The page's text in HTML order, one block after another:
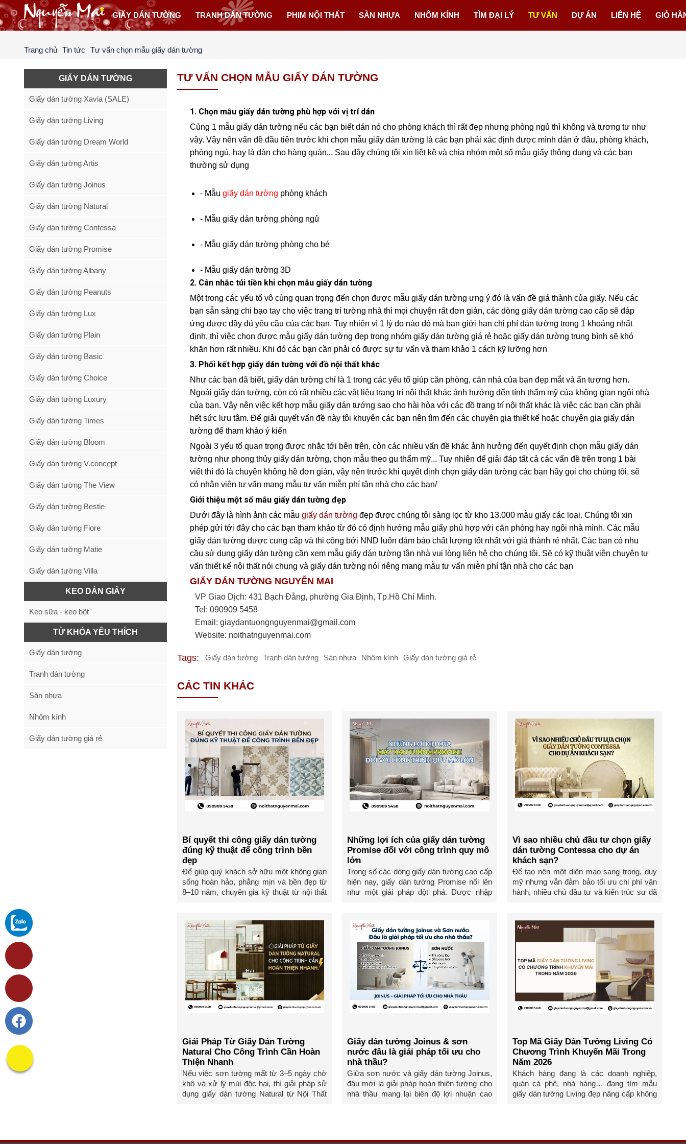
GIẤY DÁN TƯỜNG TRANH DÁN TƯỜNG PHIM NỘI THẤT SÀN NHỰA NHÔM KÍNH TÌM ĐẠI LÝ TƯ VẤN DỰ ÁN LIÊN HỆ GIỎ
Trang chủ Tin tức Tư vấn chọn mẫu giấy dán tường
GIẤY DÁN TƯỜNG
Giấy dán tường Xavia (SALE)
Giấy dán tường Living
Giấy dán tường Dream World
Giấy dán tường Artis
Giấy dán tường Joinus
Giấy dán tường Natural
Giấy dán tường Contessa
Giấy dán tường Promise
Giấy dán tường Albany
Giấy dán tường Peanuts
Giấy dán tường Lux
Giấy dán tường Plain
Giấy dán tường Basic
Giấy dán tường Choice
Giấy dán tường Luxury
Giấy dán tường Times
Giấy dán tường Bloom
Giấy dán tường V.concept
Giấy dán tường The View
Giấy dán tường Bestie
Giấy dán tường Fiore
Giấy dán tường Matie
Giấy dán tường Villa
KEO DÁN GIẤY
Keo sữa - keo bột
TỪ KHÓA YÊU THÍCH
Giấy dán tường
Tranh dán tường
Sàn nhựa
Nhôm kính
Giấy dán tường giá rẻ
TƯ VẤN CHỌN MẪU GIẤY DÁN TƯỜNG
1. Chọn mẫu giấy dán tường phù hợp với vị trí dán
Cùng 1 mẫu giấy dán tường nếu các bạn biết dán nó cho phòng khách thì rất đẹp nhưng phòng ngủ thì không và tương tư như
vậy. Vậy nên vấn đề đầu tiên trước khi chọn mẫu giấy dán tường là các bạn phải xác định được mình dán ở đâu, phòng khách,
phòng ngủ, hay là dán cho hàng quán... Sau đây chúng tôi xin liệt kê và chia nhóm một số mẫu giấy thông dụng và các bạn
thường sử dụng
- Mẫu giấy dán tường phòng khách
- Mẫu giấy dán tường phòng ngủ
- Mẫu giấy dán tường phòng cho bé
- Mẫu giấy dán tường 3D
2. Cân nhắc túi tiền khi chọn mẫu giấy dán tường
Một trong các yếu tố vô cùng quan trọng đến chọn được mẫu giấy dán tường ưng ý đó là vấn đề giá thành của giấy. Nếu các
bạn sẵn sàng chi bạo tay cho việc trang trí tường nhà thì mọi chuyện rất đơn giản, các dòng giấy dán tường cao cấp sẽ đáp
ứng được đầy đủ yêu cầu của các bạn. Tuy nhiên vì 1 lý do nào đó mà bạn giới hạn chi phí dán tường trong 1 khoảng nhất
định, thì việc chọn được mẫu giấy dán tường đẹp trong nhóm giấy dán tường giá rẻ hoặc giấy dán tường trung bình sẽ khó
khăn hơn rất nhiều. Khi đó các bạn cần phải có được sự tư vấn và tham khảo 1 cách kỹ lưỡng hơn
3. Phối kết hợp giấy dán tường với đồ nội thất khác
Như các bạn đã biết, giấy dán tường chỉ là 1 trong các yếu tố giúp căn phòng, căn nhà của bạn đẹp mắt và ấn tượng hơn.
Ngoài giấy dán tường, còn có rất nhiều các vật liệu trang trí nội thất khác ảnh hưởng đến tính thẩm mỹ của không gian ngôi nhà
của bạn. Vậy nên việc kết hợp mẫu giấy dán tướng sao cho hài hòa với các đồ trang trí nội thất khác là việc các bạn cần phải
hết sức lưu tâm. Để giải quyết vấn đề này tôi khuyên các bạn nên tìm đến các chuyên gia thiết kế hoặc chuyên gia giấy dán
tường để tham khảo ý kiến
Ngoài 3 yếu tố quan trọng được nhắc tới bên trên, còn các nhiều vấn đề khác ảnh hưởng đến quyết định chọn mẫu giấy dán
tường như phong thủy giấy dán tường, chọn mẫu theo gu thẩm mỹ... Tuy nhiên để giải đáp tất cả các vấn đề trên trong 1 bài
viết thì đó là chuyện không hề đơn giản, vậy nên trước khi quyết định chọn giấy dán tường các bạn hãy gọi cho chúng tôi, sẽ
có nhân viên tư vấn mang mẫu tư vấn miễn phí tận nhà cho các bạn/
Giới thiệu một số mẫu giấy dán tường đẹp
Dưới đây là hình ảnh các mẫu giấy dán tường đẹp được chúng tôi sàng lọc từ kho 13.000 mẫu giấy các loại. Chúng tôi xin
phép gửi tới đây cho các bạn tham khảo từ đó có định hướng mẫu giấy phù hợp với căn phòng hay ngôi nhà mình. Các mẫu
giấy dán tường được cung cấp và thi công bởi NND luôn đảm bảo chất lượng tốt nhất với giá thành rẻ nhất. Các bạn có nhu
cầu sử dụng giấy dán tường cần xem mẫu giấy dán tường tận nhà vui lòng liên hệ cho chúng tôi. Sẽ có kỹ thuật viên chuyên tư
vấn thiết kế nội thất nói chung và giấy dán tường nói riêng mang mẫu tư vấn miễn phí tận nhà cho các bạn
GIẤY DÁN TƯỜNG NGUYỄN MAI
VP Giao Dịch: 431 Bạch Đằng, phường Gia Định, Tp.Hồ Chí Minh.
Tel: 090909 5458
Email: giaydantuongnguyenmai@gmail.com
Website: noithatnguyenmai.com
Tags: Giấy dán tường Tranh dán tường Sàn nhựa Nhôm kính Giấy dán tường giá rẻ
CÁC TIN KHÁC
Bí quyết thi công giấy dán tường
đúng kỹ thuật để công trình bền
đẹp
Để giúp quý khách sở hữu một không gian
sống hoàn hảo, phẳng mịn và bền đẹp từ
8–10 năm, chuyên gia kỹ thuật từ nội thất
Những lợi ích của giấy dán tường
Promise đối với công trình quy mô
lớn
Trong số các dòng giấy dán tường cao cấp
hiện nay, giấy dán tường Promise nổi lên
như một giải pháp đột phá. Được nhập
Vì sao nhiều chủ đầu tư chọn giấy
dán tường Contessa cho dự án
khách sạn?
Để tạo nên một diện mạo sang trọng, duy
mỹ nhưng vẫn đảm bảo tối ưu chi phí vận
hành, nhiều chủ đầu tư và kiến trúc sư đã
Giải Pháp Từ Giấy Dán Tường
Natural Cho Công Trình Cần Hoàn
Thiện Nhanh
Nếu việc sơn tường mất từ 3–5 ngày chờ
khô và xử lý mùi độc hại, thì giải pháp sử
dụng giấy dán tường Natural từ Nội Thất
Giấy dán tường Joinus & sơn
nước đâu là giải pháp tối ưu cho
nhà thầu?
Giữa sơn nước và giấy dán tường Joinus,
đâu mới là giải pháp hoàn thiện tường cho
nhà thầu mang lại biên độ lợi nhuận cao
Top Mã Giấy Dán Tường Living Có
Chương Trình Khuyến Mãi Trong
Năm 2026
Khách hàng đang là các doanh nghiệp,
quán cà phê, nhà hàng… đang tìm mẫu
giấy dán tường Living đẹp nâng cấp không